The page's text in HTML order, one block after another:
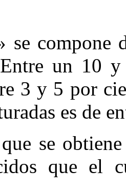
se
un 10
3 y 5 por
es de
se
que el